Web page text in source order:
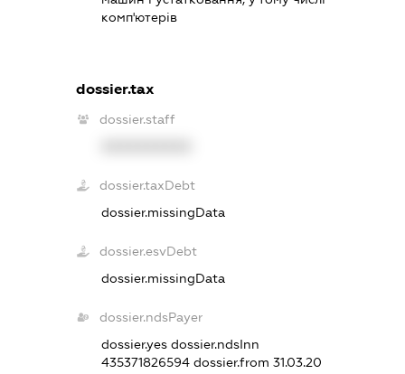
комп'ютерів
dossier.tax
dossier.staff
dossier.taxDebt
dossier.missingData
dossier.esvDebt
dossier.missingData
dossier.ndsPayer
dossier.yes dossier.ndsInn
435371826594 dossier.from 31.03.20